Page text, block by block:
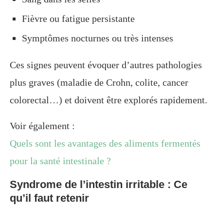
Fièvre ou fatigue persistante
Symptômes nocturnes ou très intenses
Ces signes peuvent évoquer d’autres pathologies
plus graves (maladie de Crohn, colite, cancer
colorectal…) et doivent être explorés rapidement.
Voir également :
Quels sont les avantages des aliments fermentés
pour la santé intestinale ?
Syndrome de l’intestin irritable : Ce
qu’il faut retenir